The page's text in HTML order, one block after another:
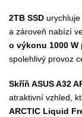
2TB SSD
a zároveň nabízí
o výkonu 1000 W
spolehlivý provoz
Skříň ASUS A32
atraktivní vzhled,
ARCTIC Liquid